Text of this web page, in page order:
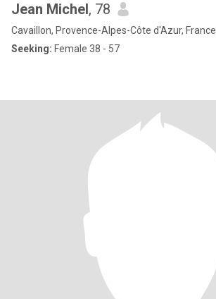
Jean Michel, 78
Cavaillon, Provence-Alpes-Côte d'Azur, France
Seeking: Female 38 - 57